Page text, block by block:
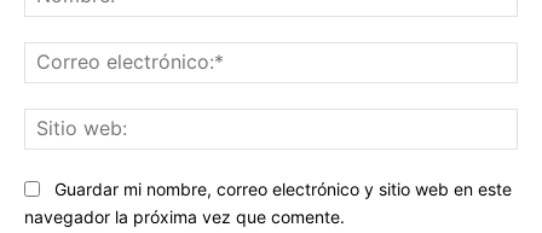
Guardar mi nombre, correo electrónico y sitio web en este
navegador la próxima vez que comente.